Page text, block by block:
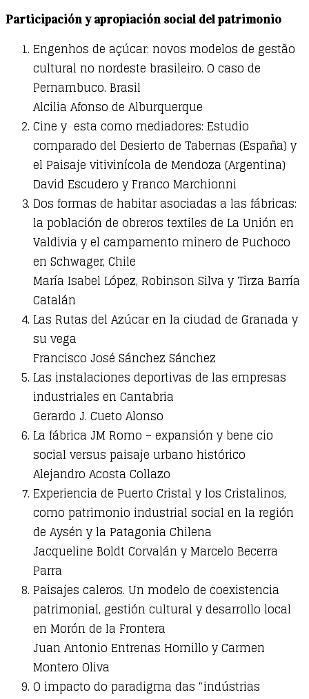
Participación y apropiación social del patrimonio
Engenhos de açúcar: novos modelos de gestão
cultural no nordeste brasileiro. O caso de
Pernambuco. Brasil
Alcilia Afonso de Alburquerque
Cine y esta como mediadores: Estudio
comparado del Desierto de Tabernas (España) y
el Paisaje vitivinícola de Mendoza (Argentina)
David Escudero y Franco Marchionni
Dos formas de habitar asociadas a las fábricas:
la población de obreros textiles de La Unión en
Valdivia y el campamento minero de Puchoco
en Schwager, Chile
María Isabel López, Robinson Silva y Tirza Barría
Catalán
Las Rutas del Azúcar en la ciudad de Granada y
su vega
Francisco José Sánchez Sánchez
Las instalaciones deportivas de las empresas
industriales en Cantabria
Gerardo J. Cueto Alonso
La fábrica JM Romo – expansión y bene cio
social versus paisaje urbano histórico
Alejandro Acosta Collazo
Experiencia de Puerto Cristal y los Cristalinos,
como patrimonio industrial social en la región
de Aysén y la Patagonia Chilena
Jacqueline Boldt Corvalán y Marcelo Becerra
Parra
Paisajes caleros. Un modelo de coexistencia
patrimonial, gestión cultural y desarrollo local
en Morón de la Frontera
Juan Antonio Entrenas Hornillo y Carmen
Montero Oliva
O impacto do paradigma das “indústrias